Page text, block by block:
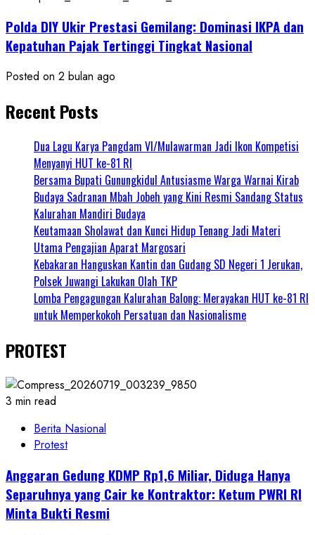
Polda DIY Ukir Prestasi Gemilang: Dominasi IKPA dan
Kepatuhan Pajak Tertinggi Tingkat Nasional
Posted on 2 bulan ago
Recent Posts
Dua Lagu Karya Pangdam VI/Mulawarman Jadi Ikon Kompetisi
Menyanyi HUT ke-81 RI
Bersama Bupati Gunungkidul Antusiasme Warga Warnai Kirab
Budaya Sadranan Mbah Jobeh yang Kini Resmi Sandang Status
Kalurahan Mandiri Budaya
Keutamaan Sholawat dan Kunci Hidup Tenang Jadi Materi
Utama Pengajian Aparat Margosari
Kebakaran Hanguskan Kantin dan Gudang SD Negeri 1 Jerukan,
Polsek Juwangi Lakukan Olah TKP
Lomba Pengagungan Kalurahan Balong: Merayakan HUT ke-81 RI
untuk Memperkokoh Persatuan dan Nasionalisme
PROTEST
3 min read
Berita Nasional
Protest
Anggaran Gedung KDMP Rp1,6 Miliar, Diduga Hanya
Separuhnya yang Cair ke Kontraktor: Ketum PWRI RI
Minta Bukti Resmi